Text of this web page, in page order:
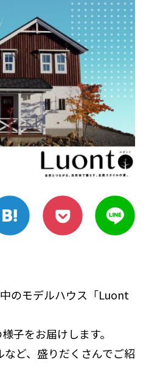
のモデルハウス「Luont
子をお届けします。
ど、盛りだくさんでご紹